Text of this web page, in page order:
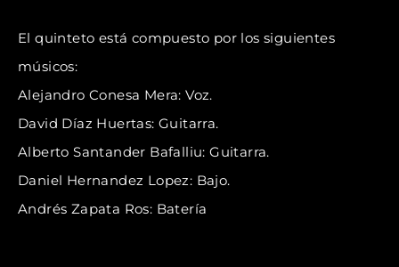
El quinteto está compuesto por los siguientes
músicos:
Alejandro Conesa Mera: Voz.
David Díaz Huertas: Guitarra.
Alberto Santander Bafalliu: Guitarra.
Daniel Hernandez Lopez: Bajo.
Andrés Zapata Ros: Batería